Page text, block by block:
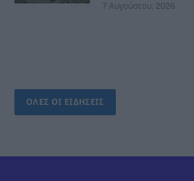
7 Αυγούστου, 2026
ΟΛΕΣ ΟΙ ΕΙΔΗΣΕΙΣ